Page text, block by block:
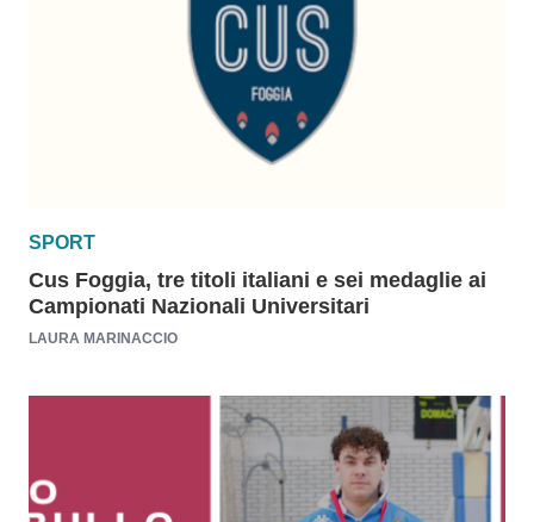
SPORT
Cus Foggia, tre titoli italiani e sei medaglie ai
Campionati Nazionali Universitari
LAURA MARINACCIO